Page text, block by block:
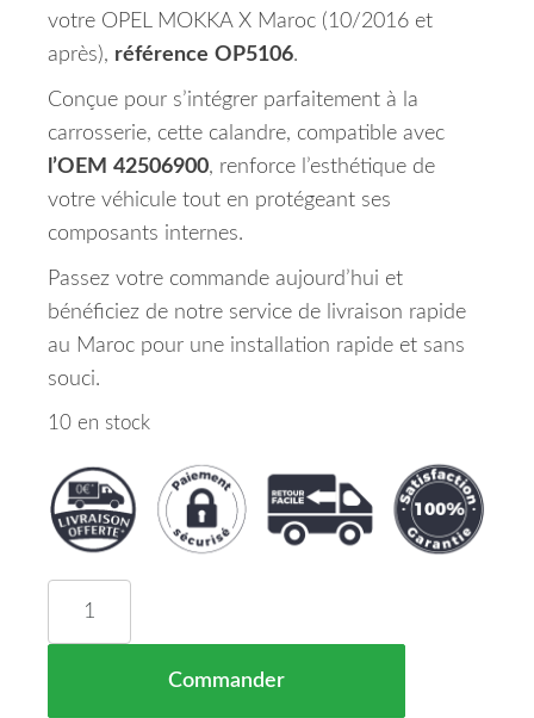
votre OPEL MOKKA X Maroc (10/2016 et
après), référence OP5106.
Conçue pour s’intégrer parfaitement à la
carrosserie, cette calandre, compatible avec
l’OEM 42506900, renforce l’esthétique de
votre véhicule tout en protégeant ses
composants internes.
Passez votre commande aujourd’hui et
bénéficiez de notre service de livraison rapide
au Maroc pour une installation rapide et sans
souci.
10 en stock
Commander